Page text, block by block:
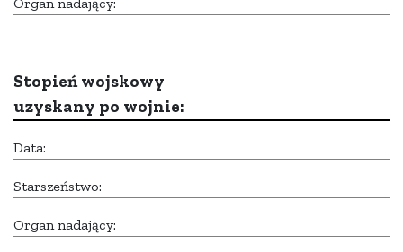
Stopień wojskowy
uzyskany po wojnie:
Data:
Starszeństwo:
Organ nadający: